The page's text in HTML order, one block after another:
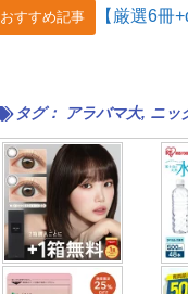
おすすめ記事 【厳選6冊
タグ： アラバマ大, ニッ